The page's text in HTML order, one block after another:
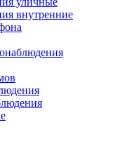
внутренние